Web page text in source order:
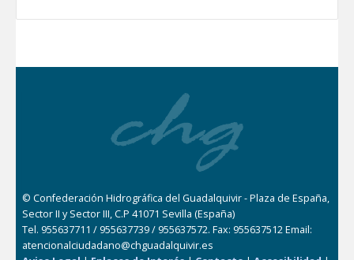
© Confederación Hidrográfica del Guadalquivir - Plaza de España,
Sector II y Sector III, C.P 41071 Sevilla (España)
Tel. 955637711 / 955637739 / 955637572. Fax: 955637512 Email:
atencionalciudadano@chguadalquivir.es